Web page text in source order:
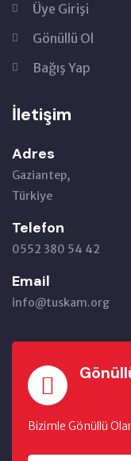
Üye Girişi
Gönüllü Ol
Bağış Yap
İletişim
Adres
Gaziantep,
Türkiye
Telefon
0552 380 54 42
Email
info@tuskam.org
Bizimle Gönüllü